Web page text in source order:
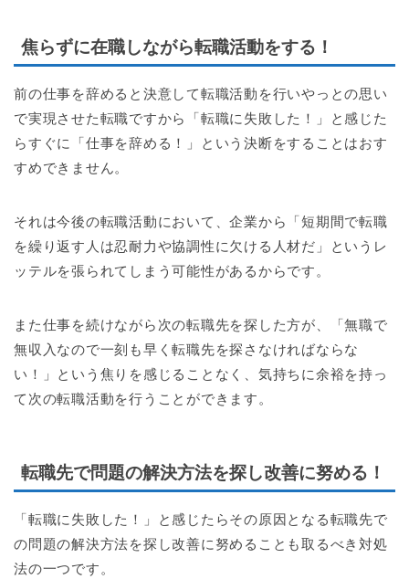
焦らずに在職しながら転職活動をする！
前の仕事を辞めると決意して転職活動を行いやっとの思い
で実現させた転職ですから「転職に失敗した！」と感じた
らすぐに「仕事を辞める！」という決断をすることはおす
すめできません。
それは今後の転職活動において、企業から「短期間で転職
を繰り返す人は忍耐力や協調性に欠ける人材だ」というレ
ッテルを張られてしまう可能性があるからです。
また仕事を続けながら次の転職先を探した方が、「無職で
無収入なので一刻も早く転職先を探さなければならな
い！」という焦りを感じることなく、気持ちに余裕を持っ
て次の転職活動を行うことができます。
転職先で問題の解決方法を探し改善に努める！
「転職に失敗した！」と感じたらその原因となる転職先で
の問題の解決方法を探し改善に努めることも取るべき対処
法の一つです。